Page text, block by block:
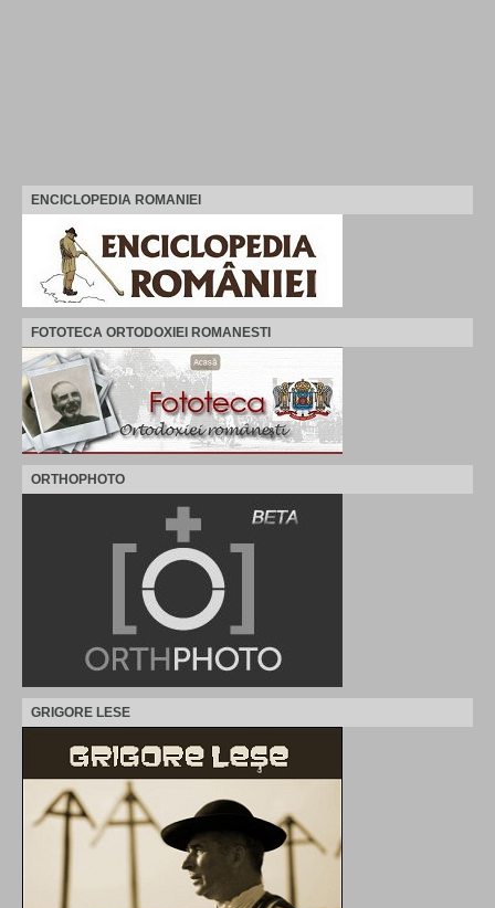
ENCICLOPEDIA ROMANIEI
FOTOTECA ORTODOXIEI ROMANESTI
ORTHOPHOTO
GRIGORE LESE